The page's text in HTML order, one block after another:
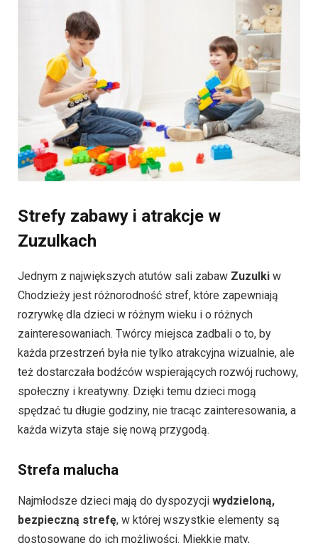
Strefy zabawy i atrakcje w
Zuzulkach
Jednym z największych atutów sali zabaw Zuzulki w
Chodzieży jest różnorodność stref, które zapewniają
rozrywkę dla dzieci w różnym wieku i o różnych
zainteresowaniach. Twórcy miejsca zadbali o to, by
każda przestrzeń była nie tylko atrakcyjna wizualnie, ale
też dostarczała bodźców wspierających rozwój ruchowy,
społeczny i kreatywny. Dzięki temu dzieci mogą
spędzać tu długie godziny, nie tracąc zainteresowania, a
każda wizyta staje się nową przygodą.
Strefa malucha
Najmłodsze dzieci mają do dyspozycji wydzieloną,
bezpieczną strefę, w której wszystkie elementy są
dostosowane do ich możliwości. Miękkie maty,